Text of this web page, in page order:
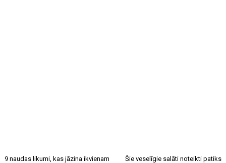
9 naudas likumi, kas jāzina ikvienam
Šie veselīgie salāti noteikti patiks